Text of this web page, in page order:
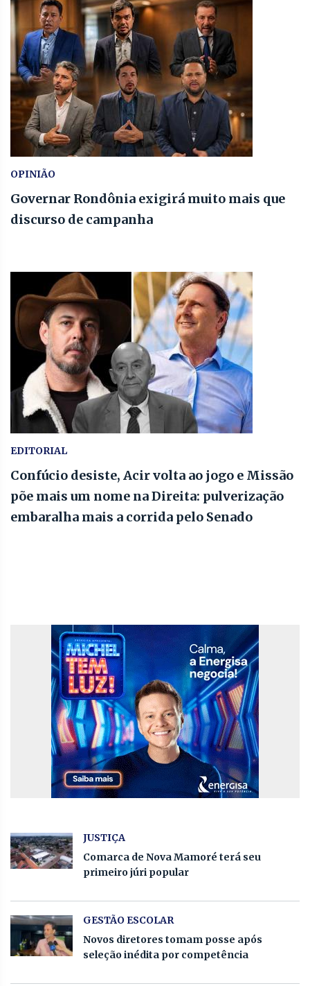
OPINIÃO
Governar Rondônia exigirá muito mais que
discurso de campanha
EDITORIAL
Confúcio desiste, Acir volta ao jogo e Missão
põe mais um nome na Direita: pulverização
embaralha mais a corrida pelo Senado
JUSTIÇA
Comarca de Nova Mamoré terá seu
primeiro júri popular
GESTÃO ESCOLAR
Novos diretores tomam posse após
seleção inédita por competência